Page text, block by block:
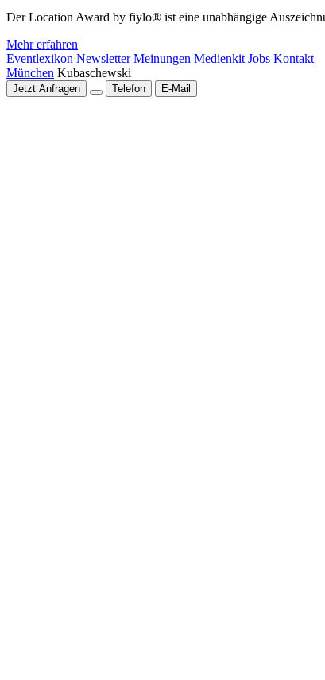
Der Location Award by fiylo® ist eine unabhängige
Mehr erfahren
Eventlexikon NewsletterMeinungen Medienkit Jobs Kontakt
München Kubaschewski
Jetzt Anfragen Telefon E-Mail